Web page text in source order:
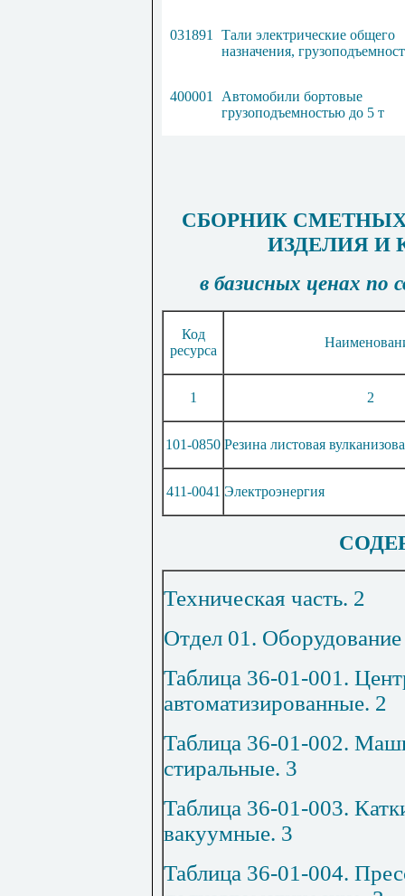
031891
Тали электрические общего
назначения,
400001
Автомобили бортовые
грузоподъемностью до 5 т
СБОРНИК
ИЗДЕЛИЯ И
в базисных ценах по
Код
ресурса
1 2
101-0850 Резина листовая
411-0041 Электроэнергия
Техническая часть. 2
Отдел 01.
Таблица 36-01-001.
автоматизированные. 2
Таблица 36-01-002.
стиральные. 3
Таблица 36-01-003.
вакуумные. 3
Таблица 36-01-004.